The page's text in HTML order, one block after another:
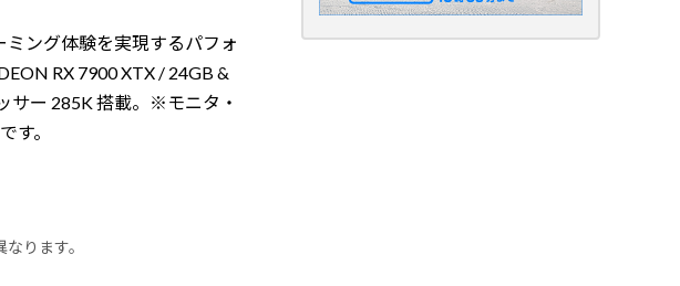
ング体験を実現するパフォ
RX 7900 XTX / 24GB &
サー 285K 搭載。※モニタ・
す。
ります。